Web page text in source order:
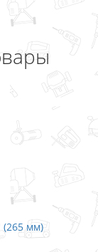
(265 мм)